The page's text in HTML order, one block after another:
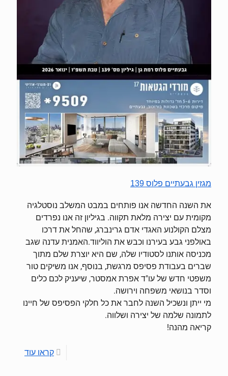
מגזין גבעתיים פלוס 139
את השנה החדשה אנו פותחים במבט המשלב נוסטלגיה
מקומית עם יצירה מלאת תקווה. בגיליון זה אנו נפרדים
מצלם הקולנוע האגדי אדם גרינברג, שהחל את דרכו
באולפני גבע בעירנו וכבש את הוליווד.האמנית עדנה שגב
מכניסה אותנו לסטודיו שלה, שם היא יוצרת שלם מתוך
שברים בעבודת פסיפס מרגשת, בנוסף, אנו משיקים טור
משפטי חדש של עו"ד אפרת אמסטר, שיעניק לכם כלים
וסדר בנושאי משפחה וירושה.
מי ייתן ונשכיל השנה לחבר את כל חלקי הפסיפס של חיינו
לתמונה שלמה של יצירה ושלווה.
קריאה מהנה!
קראו עוד